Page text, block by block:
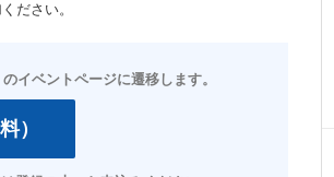
ださい。
）